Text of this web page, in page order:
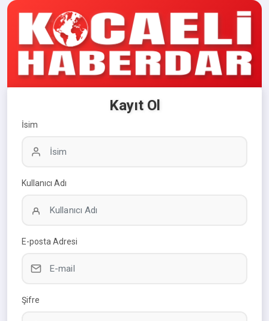
Kayıt Ol
İsim
Kullanıcı Adı
E-posta Adresi
Şifre